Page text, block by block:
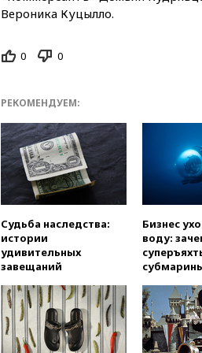
Вероника Куцылло.
0 0
РЕКОМЕНДУЕМ:
Судьба наследства:
истории
удивительных
завещаний
Бизнес
воду: